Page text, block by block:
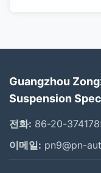
Guangzhou
Suspension
전화: 86-20-
이메일: pn9@pn-